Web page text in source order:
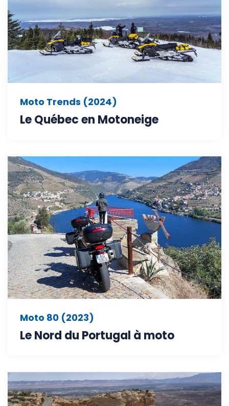
Moto Trends (2024)
Le Québec en Motoneige
Moto 80 (2023)
Le Nord du Portugal à moto